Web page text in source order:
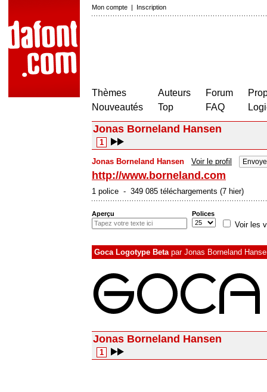
Mon compte | Inscription
Thèmes
Nouveautés
Auteurs
Top
Forum
FAQ
Jonas Borneland Hansen
1
Jonas Borneland Hansen Voir le profil
http://www.borneland.com
1 police - 349 085 téléchargements (7 hier)
Aperçu Polices
Voir les
Goca Logotype Betapar Jonas Borneland
Jonas Borneland Hansen
1